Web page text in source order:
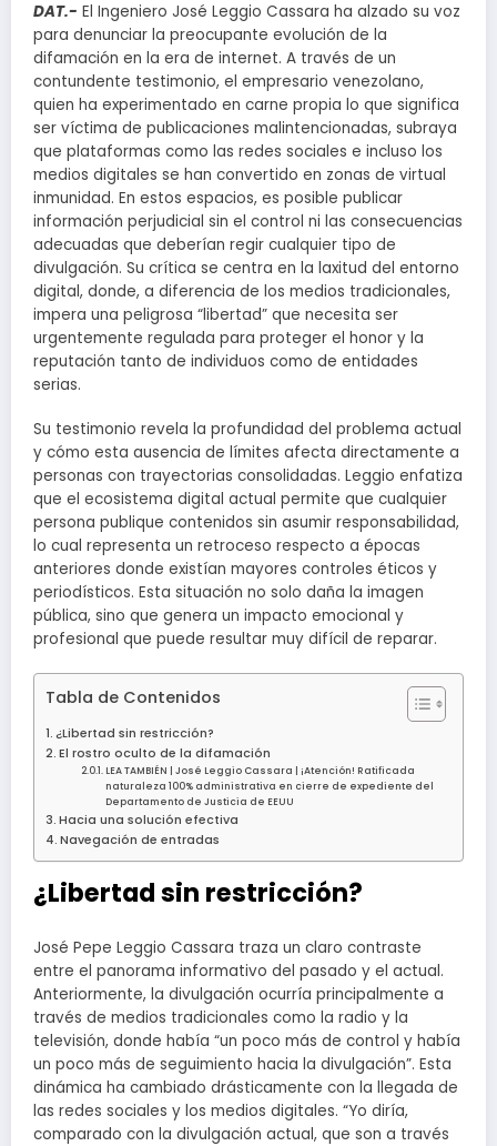
DAT.- El Ingeniero José Leggio Cassara ha alzado su voz
para denunciar la preocupante evolución de la
difamación en la era de internet. A través de un
contundente testimonio, el empresario venezolano,
quien ha experimentado en carne propia lo que significa
ser víctima de publicaciones malintencionadas, subraya
que plataformas como las redes sociales e incluso los
medios digitales se han convertido en zonas de virtual
inmunidad. En estos espacios, es posible publicar
información perjudicial sin el control ni las consecuencias
adecuadas que deberían regir cualquier tipo de
divulgación. Su crítica se centra en la laxitud del entorno
digital, donde, a diferencia de los medios tradicionales,
impera una peligrosa “libertad” que necesita ser
urgentemente regulada para proteger el honor y la
reputación tanto de individuos como de entidades
serias.
Su testimonio revela la profundidad del problema actual
y cómo esta ausencia de límites afecta directamente a
personas con trayectorias consolidadas. Leggio enfatiza
que el ecosistema digital actual permite que cualquier
persona publique contenidos sin asumir responsabilidad,
lo cual representa un retroceso respecto a épocas
anteriores donde existían mayores controles éticos y
periodísticos. Esta situación no solo daña la imagen
pública, sino que genera un impacto emocional y
profesional que puede resultar muy difícil de reparar.
Tabla de Contenidos
¿Libertad sin restricción?
El rostro oculto de la difamación
LEA TAMBIÉN | José Leggio Cassara | ¡Atención! Ratificada
naturaleza 100% administrativa en cierre de expediente del
Departamento de Justicia de EEUU
Hacia una solución efectiva
Navegación de entradas
¿Libertad sin restricción?
José Pepe Leggio Cassara traza un claro contraste
entre el panorama informativo del pasado y el actual.
Anteriormente, la divulgación ocurría principalmente a
través de medios tradicionales como la radio y la
televisión, donde había “un poco más de control y había
un poco más de seguimiento hacia la divulgación”. Esta
dinámica ha cambiado drásticamente con la llegada de
las redes sociales y los medios digitales. “Yo diría,
comparado con la divulgación actual, que son a través